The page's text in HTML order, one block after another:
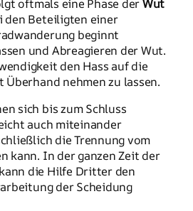
oftmals eine Phase derWut
den Beteiligten einer
beginnt
und Abreagieren der Wut.
den Hass auf die
nehmen zu lassen.
sich bis zum Schluss
auch miteinander
die Trennung vom
kann. In der ganzen Zeit der
die Hilfe Dritter den
der Scheidung